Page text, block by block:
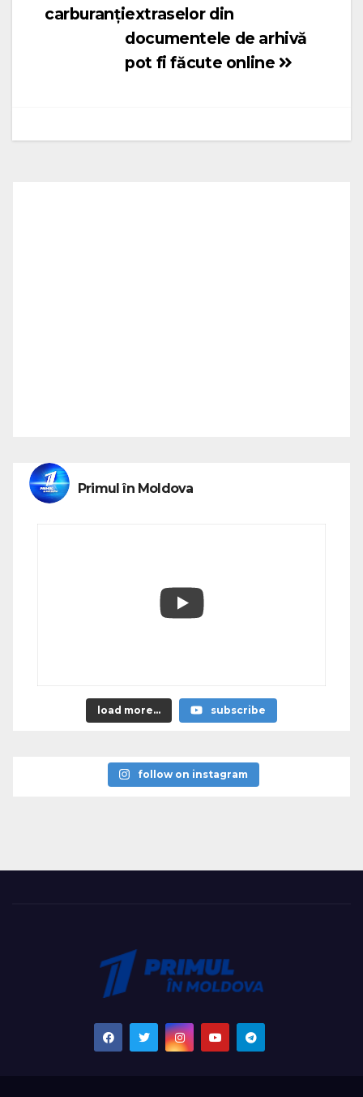
extraselor din
documentele de arhivă
pot fi făcute online
carburanți
Primul în Moldova
load more... subscribe
follow on instagram